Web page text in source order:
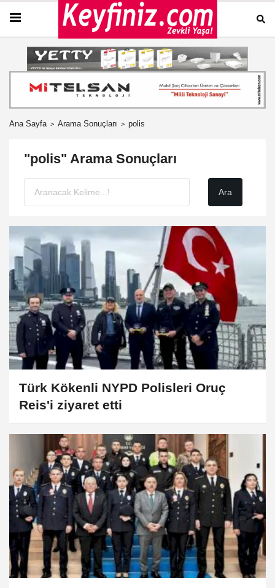
Ana Sayfa Arama Sonuçları polis
"polis" Arama Sonuçları
Türk Kökenli NYPD Polisleri Oruç
Reis'i ziyaret etti